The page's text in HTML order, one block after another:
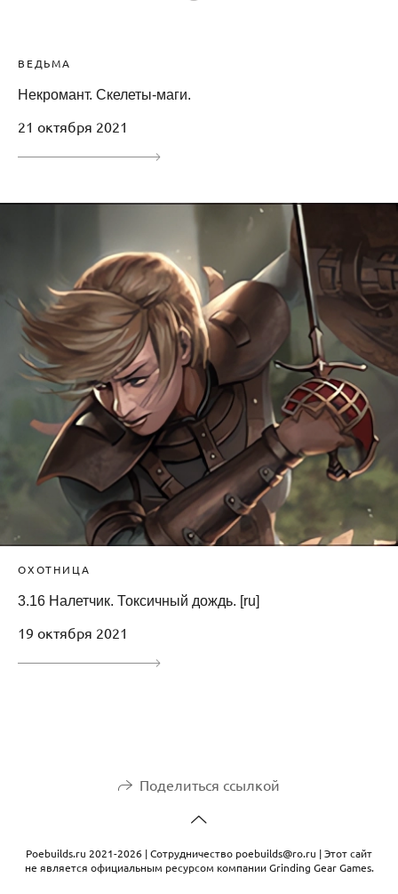
ВЕДЬМА
Некромант. Скелеты-маги.
21 октября 2021
ОХОТНИЦА
3.16 Налетчик. Токсичный дождь. [ru]
19 октября 2021
Поделиться ссылкой
Рoebuilds.ru 2021-2026 | Сотрудничество poebuilds@ro.ru | Этот сайт
не является официальным ресурсом компании Grinding Gear Games.